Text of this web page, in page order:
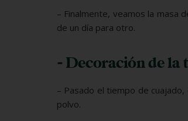
– Finalmente, veamos la masa
de un día para otro.
- Decoración de la
– Pasado el tiempo de
polvo.